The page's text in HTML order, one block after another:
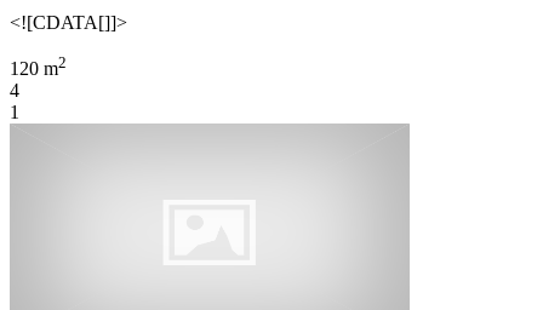
<![CDATA[]]>
120 m2
4
1